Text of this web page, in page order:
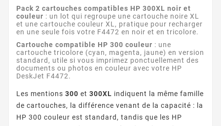
Pack 2 cartouches compatibles HP 300XL noir et
couleur : un lot qui regroupe une cartouche noire XL
et une cartouche couleur XL, pratique pour recharger
en une seule fois votre F4472 en noir et en tricolore.
Cartouche compatible HP 300 couleur : une
cartouche tricolore (cyan, magenta, jaune) en version
standard, utile si vous imprimez ponctuellement des
documents ou photos en couleur avec votre HP
DeskJet F4472.
Les mentions 300 et 300XL indiquent la même famille
de cartouches, la différence venant de la capacité : la
HP 300 couleur est standard, tandis que les HP